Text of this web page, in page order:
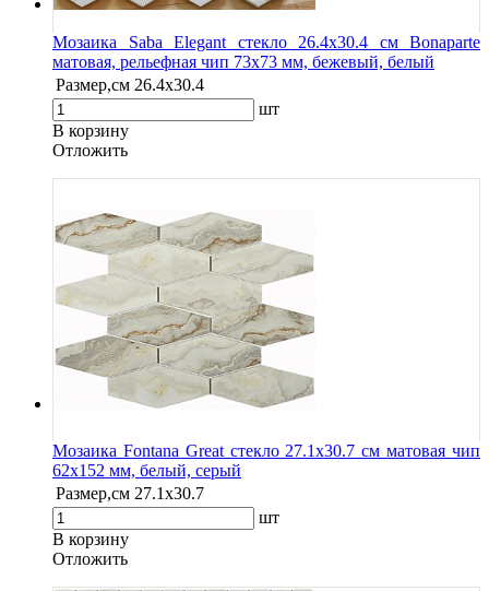
Мозаика Saba Elegant стекло 26.4х30.4 см Bonaparte
матовая, рельефная чип 73х73 мм, бежевый, белый
Размер,см 26.4х30.4
шт
В корзину
Oтложить
Мозаика Fontana Great стекло 27.1х30.7 см матовая чип
62х152 мм, белый, серый
Размер,см 27.1х30.7
шт
В корзину
Oтложить